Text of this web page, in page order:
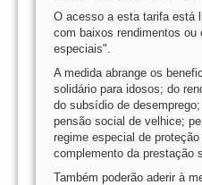
O acesso a esta tarifa está
com baixos rendimentos
especiais".
A medida abrange os
solidário para idosos; do
do subsídio de
pensão social de velhice;
regime especial de
complemento da prestação
Também poderão aderir à